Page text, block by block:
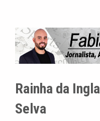
Rainha da
Selva